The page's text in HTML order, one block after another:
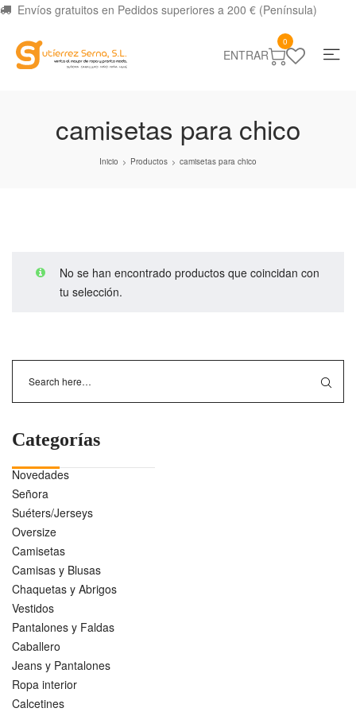
Envíos gratuitos en Pedidos superiores a 200 € (Península)
ENTRAR
0
camisetas para chico
Inicio > Productos > camisetas para chico
No se han encontrado productos que coincidan con
tu selección.
Categorías
Novedades
Señora
Suéters/Jerseys
Oversize
Camisetas
Camisas y Blusas
Chaquetas y Abrigos
Vestidos
Pantalones y Faldas
Caballero
Jeans y Pantalones
Ropa interior
Calcetines